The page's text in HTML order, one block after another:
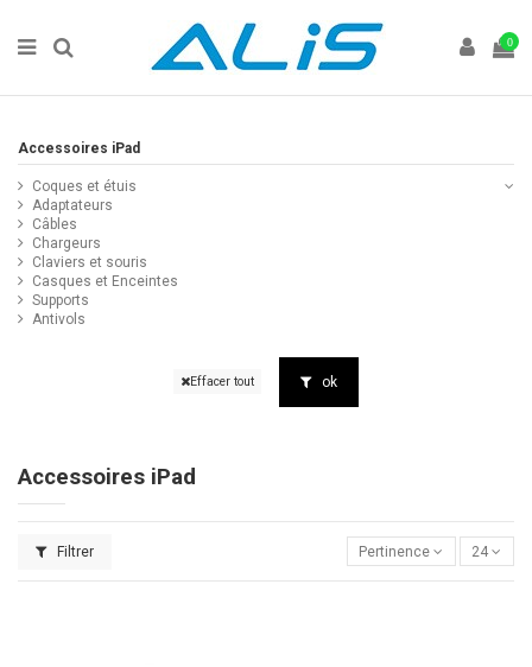
0
Accessoires iPad
Filtrer Pertinence 24
Accessoires iPad
Coques et étuis
Adaptateurs
Câbles
Chargeurs
Claviers et souris
Casques et Enceintes
Supports
Antivols
Effacer tout ok